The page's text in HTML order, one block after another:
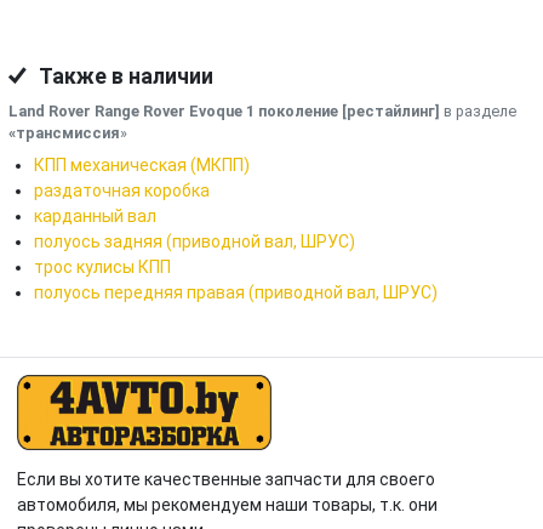
Также в наличии
Land Rover Range Rover Evoque 1 поколение [рестайлинг] в разделе
«трансмиссия»
КПП механическая (МКПП)
раздаточная коробка
карданный вал
полуось задняя (приводной вал, ШРУС)
трос кулисы КПП
полуось передняя правая (приводной вал, ШРУС)
Если вы хотите качественные запчасти для своего
автомобиля, мы рекомендуем наши товары, т.к. они